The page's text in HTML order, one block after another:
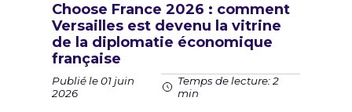
Choose France 2026 : comment
Versailles est devenu la vitrine
de la diplomatie économique
française
Publié le 01 juin
2026
Temps de lecture: 2
min